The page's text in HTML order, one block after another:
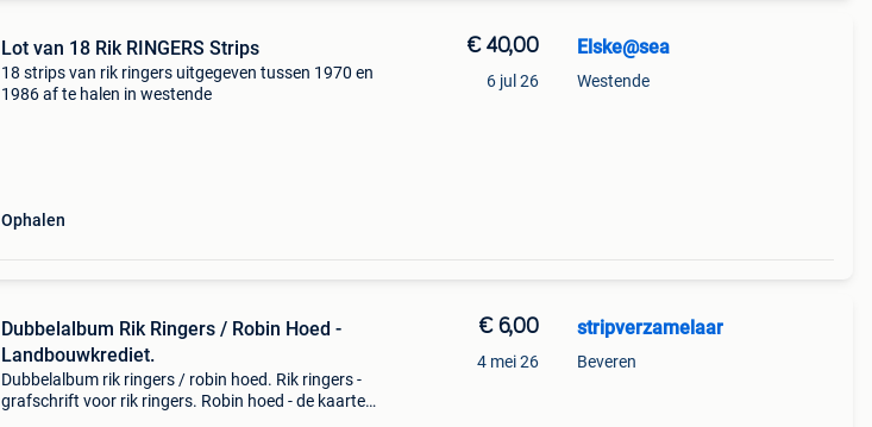
Lot van 18 Rik RINGERS Strips
18 strips van rik ringers uitgegeven tussen 1970 en
1986 af te halen in westende
Ophalen
€ 40,00
6 jul 26
Elske@sea
Westende
Dubbelalbum Rik Ringers / Robin Hoed -
Landbouwkrediet.
Dubbelalbum rik ringers / robin hoed. Rik ringers -
grafschrift voor rik ringers. Robin hoed - de kaarten
€ 6,00
4 mei 26
stripverzamelaar
Beveren